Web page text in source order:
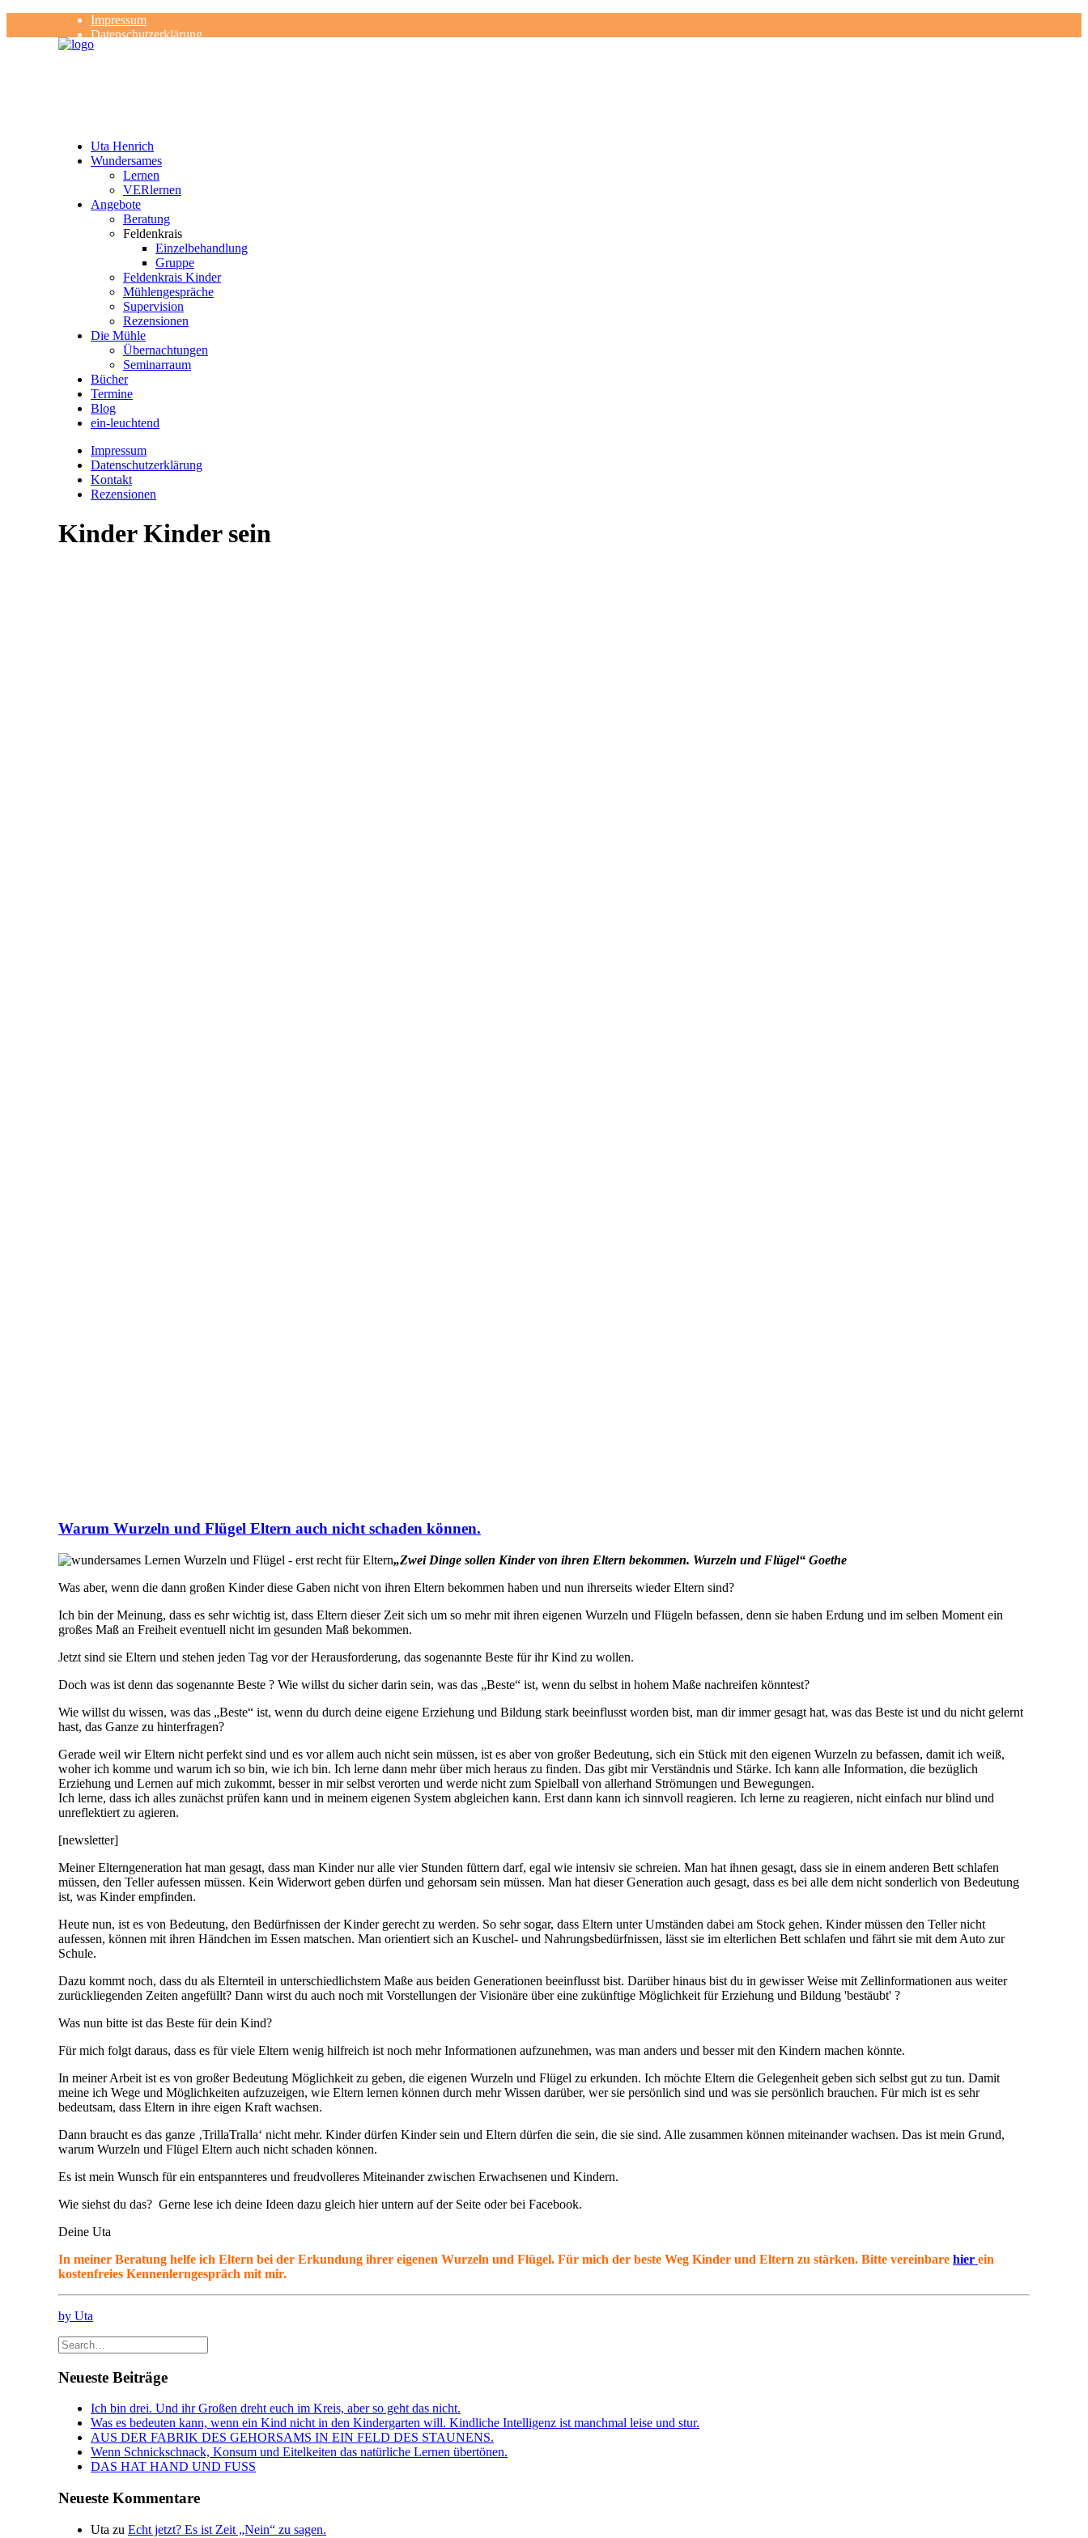
Impressum
Datenschutzerklärung
Kontakt
Uta Henrich
Wundersames
Lernen
VERlernen
Angebote
Beratung
Feldenkrais
Einzelbehandlung
Gruppe
Feldenkrais Kinder
Mühlengespräche
Supervision
Rezensionen
Die Mühle
Übernachtungen
Seminarraum
Bücher
Termine
Blog
ein-leuchtend
Impressum
Datenschutzerklärung
Kontakt
Rezensionen
Kinder Kinder sein
Warum Wurzeln und Flügel Eltern auch nicht schaden können.
„Zwei Dinge sollen Kinder von ihren Eltern bekommen. Wurzeln und Flügel“ Goethe
Was aber, wenn die dann großen Kinder diese Gaben nicht von ihren Eltern bekommen haben und nun ihrerseits wieder Eltern sind?
Ich bin der Meinung, dass es sehr wichtig ist, dass Eltern dieser Zeit sich um so mehr mit ihren eigenen Wurzeln und Flügeln befassen, denn sie haben Erdung und im selben Moment ein
großes Maß an Freiheit eventuell nicht im gesunden Maß bekommen.
Jetzt sind sie Eltern und stehen jeden Tag vor der Herausforderung, das sogenannte Beste für ihr Kind zu wollen.
Doch was ist denn das sogenannte Beste ? Wie willst du sicher darin sein, was das „Beste“ ist, wenn du selbst in hohem Maße nachreifen könntest?
Wie willst du wissen, was das „Beste“ ist, wenn du durch deine eigene Erziehung und Bildung stark beeinflusst worden bist, man dir immer gesagt hat, was das Beste ist und du nicht gelernt
hast, das Ganze zu hinterfragen?
Gerade weil wir Eltern nicht perfekt sind und es vor allem auch nicht sein müssen, ist es aber von großer Bedeutung, sich ein Stück mit den eigenen Wurzeln zu befassen, damit ich weiß,
woher ich komme und warum ich so bin, wie ich bin. Ich lerne dann mehr über mich heraus zu finden. Das gibt mir Verständnis und Stärke. Ich kann alle Information, die bezüglich
Erziehung und Lernen auf mich zukommt, besser in mir selbst verorten und werde nicht zum Spielball von allerhand Strömungen und Bewegungen.
Ich lerne, dass ich alles zunächst prüfen kann und in meinem eigenen System abgleichen kann. Erst dann kann ich sinnvoll reagieren. Ich lerne zu reagieren, nicht einfach nur blind und
unreflektiert zu agieren.
[newsletter]
Meiner Elterngeneration hat man gesagt, dass man Kinder nur alle vier Stunden füttern darf, egal wie intensiv sie schreien. Man hat ihnen gesagt, dass sie in einem anderen Bett schlafen
müssen, den Teller aufessen müssen. Kein Widerwort geben dürfen und gehorsam sein müssen. Man hat dieser Generation auch gesagt, dass es bei alle dem nicht sonderlich von Bedeutung
ist, was Kinder empfinden.
Heute nun, ist es von Bedeutung, den Bedürfnissen der Kinder gerecht zu werden. So sehr sogar, dass Eltern unter Umständen dabei am Stock gehen. Kinder müssen den Teller nicht
aufessen, können mit ihren Händchen im Essen matschen. Man orientiert sich an Kuschel- und Nahrungsbedürfnissen, lässt sie im elterlichen Bett schlafen und fährt sie mit dem Auto zur
Schule.
Dazu kommt noch, dass du als Elternteil in unterschiedlichstem Maße aus beiden Generationen beeinflusst bist. Darüber hinaus bist du in gewisser Weise mit Zellinformationen aus weiter
zurückliegenden Zeiten angefüllt? Dann wirst du auch noch mit Vorstellungen der Visionäre über eine zukünftige Möglichkeit für Erziehung und Bildung 'bestäubt' ?
Was nun bitte ist das Beste für dein Kind?
Für mich folgt daraus, dass es für viele Eltern wenig hilfreich ist noch mehr Informationen aufzunehmen, was man anders und besser mit den Kindern machen könnte.
In meiner Arbeit ist es von großer Bedeutung Möglichkeit zu geben, die eigenen Wurzeln und Flügel zu erkunden. Ich möchte Eltern die Gelegenheit geben sich selbst gut zu tun. Damit
meine ich Wege und Möglichkeiten aufzuzeigen, wie Eltern lernen können durch mehr Wissen darüber, wer sie persönlich sind und was sie persönlich brauchen. Für mich ist es sehr
bedeutsam, dass Eltern in ihre eigen Kraft wachsen.
Dann braucht es das ganze ‚TrillaTralla‘ nicht mehr. Kinder dürfen Kinder sein und Eltern dürfen die sein, die sie sind. Alle zusammen können miteinander wachsen. Das ist mein Grund,
warum Wurzeln und Flügel Eltern auch nicht schaden können.
Es ist mein Wunsch für ein entspannteres und freudvolleres Miteinander zwischen Erwachsenen und Kindern.
Wie siehst du das? Gerne lese ich deine Ideen dazu gleich hier untern auf der Seite oder bei Facebook.
Deine Uta
In meiner Beratung helfe ich Eltern bei der Erkundung ihrer eigenen Wurzeln und Flügel. Für mich der beste Weg Kinder und Eltern zu stärken. Bitte vereinbare hier ein
kostenfreies Kennenlerngespräch mit mir.
by Uta
Neueste Beiträge
Ich bin drei. Und ihr Großen dreht euch im Kreis, aber so geht das nicht.
Was es bedeuten kann, wenn ein Kind nicht in den Kindergarten will. Kindliche Intelligenz ist manchmal leise und stur.
AUS DER FABRIK DES GEHORSAMS IN EIN FELD DES STAUNENS.
Wenn Schnickschnack, Konsum und Eitelkeiten das natürliche Lernen übertönen.
DAS HAT HAND UND FUSS
Neueste Kommentare
Uta zu Echt jetzt? Es ist Zeit „Nein“ zu sagen.